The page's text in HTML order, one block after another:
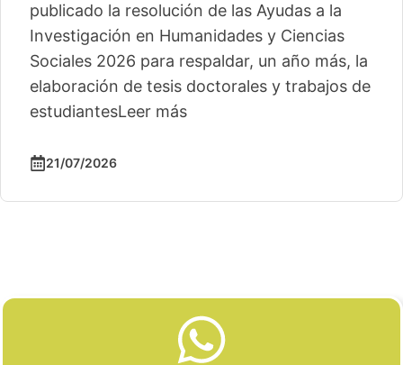
publicado la resolución de las Ayudas a la
Investigación en Humanidades y Ciencias
Sociales 2026 para respaldar, un año más, la
elaboración de tesis doctorales y trabajos de
estudiantesLeer más
21/07/2026